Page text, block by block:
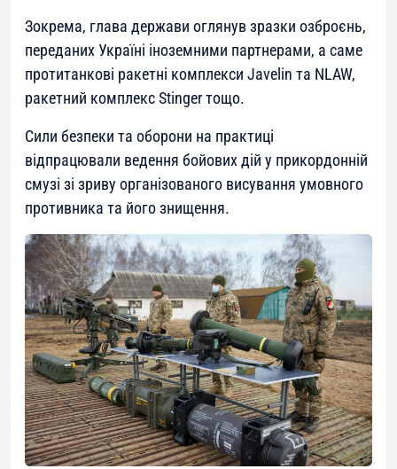
Зокрема, глава держави оглянув зразки озброєнь,
переданих Україні іноземними партнерами, а саме
протитанкові ракетні комплекси Javelin та NLAW,
ракетний комплекс Stinger тощо.
Сили безпеки та оборони на практиці
відпрацювали ведення бойових дій у прикордонній
смузі зі зриву організованого висування умовного
противника та його знищення.